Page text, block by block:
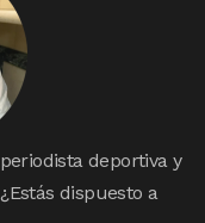
deportiva y
dispuesto a